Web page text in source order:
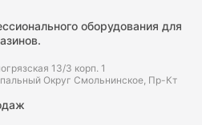
оборудования для
13/3 корп. 1
Округ Смольнинское, Пр-Кт